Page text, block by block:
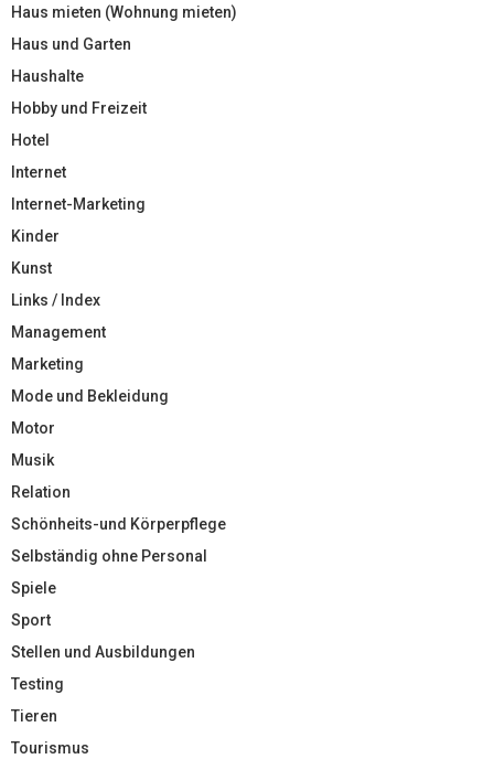
Haus mieten (Wohnung mieten)
Haus und Garten
Haushalte
Hobby und Freizeit
Hotel
Internet
Internet-Marketing
Kinder
Kunst
Links / Index
Management
Marketing
Mode und Bekleidung
Motor
Musik
Relation
Schönheits-und Körperpflege
Selbständig ohne Personal
Spiele
Sport
Stellen und Ausbildungen
Testing
Tieren
Tourismus